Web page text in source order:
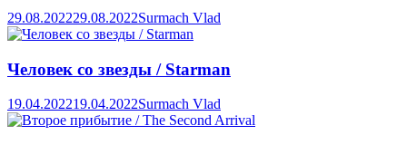
29.08.202229.08.2022Surmach Vlad
Человек со звезды / Starman
19.04.202219.04.2022Surmach Vlad